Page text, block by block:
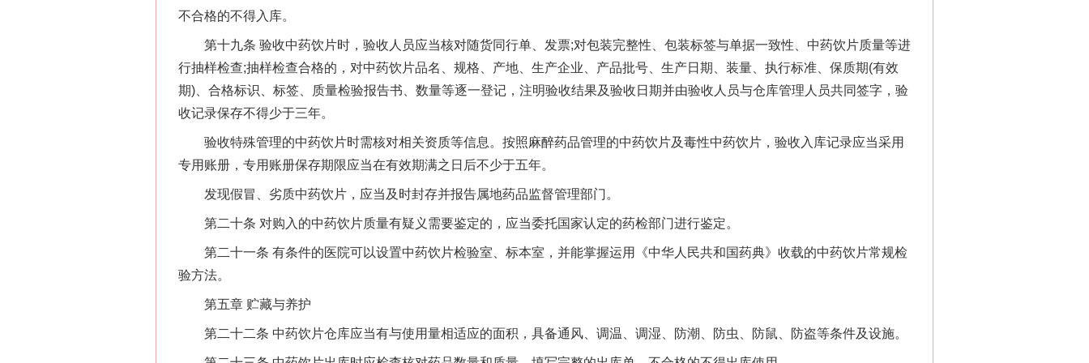
不合格的不得入库。
第十九条 验收中药饮片时，验收人员应当核对随货同行单、发票;对包装完整性、包装标签与单据一致性、中药饮片质量等进
行抽样检查;抽样检查合格的，对中药饮片品名、规格、产地、生产企业、产品批号、生产日期、装量、执行标准、保质期(有效
期)、合格标识、标签、质量检验报告书、数量等逐一登记，注明验收结果及验收日期并由验收人员与仓库管理人员共同签字，验
收记录保存不得少于三年。
验收特殊管理的中药饮片时需核对相关资质等信息。按照麻醉药品管理的中药饮片及毒性中药饮片，验收入库记录应当采用
专用账册，专用账册保存期限应当在有效期满之日后不少于五年。
发现假冒、劣质中药饮片，应当及时封存并报告属地药品监督管理部门。
第二十条 对购入的中药饮片质量有疑义需要鉴定的，应当委托国家认定的药检部门进行鉴定。
第二十一条 有条件的医院可以设置中药饮片检验室、标本室，并能掌握运用《中华人民共和国药典》收载的中药饮片常规检
验方法。
第五章 贮藏与养护
第二十二条 中药饮片仓库应当有与使用量相适应的面积，具备通风、调温、调湿、防潮、防虫、防鼠、防盗等条件及设施。